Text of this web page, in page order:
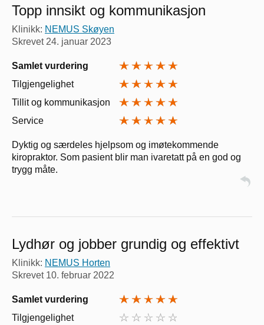
Topp innsikt og kommunikasjon
Klinikk: NEMUS Skøyen
Skrevet 24. januar 2023
Samlet vurdering
Tilgjengelighet
Tillit og kommunikasjon
Service
Dyktig og særdeles hjelpsom og imøtekommende
kiropraktor. Som pasient blir man ivaretatt på en god og
trygg måte.
Lydhør og jobber grundig og effektivt
Klinikk: NEMUS Horten
Skrevet 10. februar 2022
Samlet vurdering
Tilgjengelighet